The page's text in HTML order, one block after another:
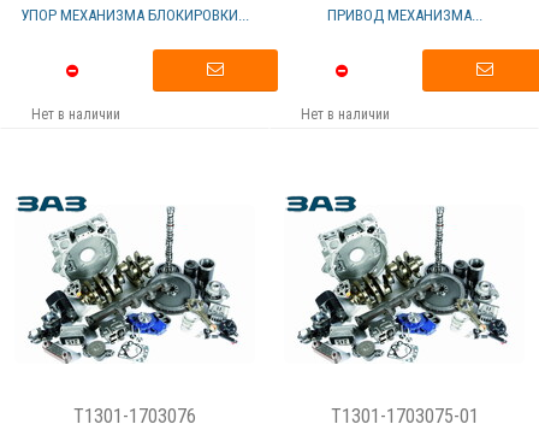
УПОР МЕХАНИЗМА БЛОКИРОВКИ...
Нет в наличии
ПРИВОД МЕХАНИЗМА...
Нет в наличии
T1301-1703076 T1301-1703075-01